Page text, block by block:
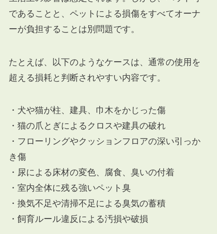
であることと、ペットによる損傷をすべてオーナ
ーが負担することは別問題です。
たとえば、以下のようなケースは、通常の使用を
超える損耗と判断されやすい内容です。
・犬や猫が柱、建具、巾木をかじった傷
・猫の爪とぎによるクロスや建具の破れ
・フローリングやクッションフロアの深い引っか
き傷
・尿による床材の変色、腐食、臭いの付着
・室内全体に残る強いペット臭
・換気不足や清掃不足による臭気の蓄積
・飼育ルール違反による汚損や破損